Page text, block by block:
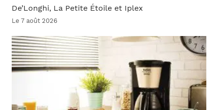
De’Longhi, La Petite Étoile et Iplex
Le 7 août 2026